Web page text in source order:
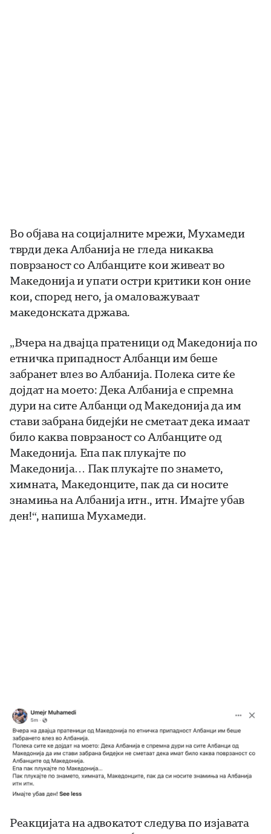
Во објава на социјалните мрежи, Мухамеди
тврди дека Албанија не гледа никаква
поврзаност со Албанците кои живеат во
Македонија и упати остри критики кон оние
кои, според него, ја омаловажуваат
македонската држава.
„Вчера на двајца пратеници од Македонија по
етничка припадност Албанци им беше
забранет влез во Албанија. Полека сите ќе
дојдат на моето: Дека Албанија е спремна
дури на сите Албанци од Македонија да им
стави забрана бидејќи не сметаат дека имаат
било каква поврзаност со Албанците од
Македонија. Епа пак плукајте по
Македонија… Пак плукајте по знамето,
химната, Македонците, пак да си носите
знамиња на Албанија итн., итн. Имајте убав
ден!“, напиша Мухамеди.
Реакцијата на адвокатот следува по изјавата